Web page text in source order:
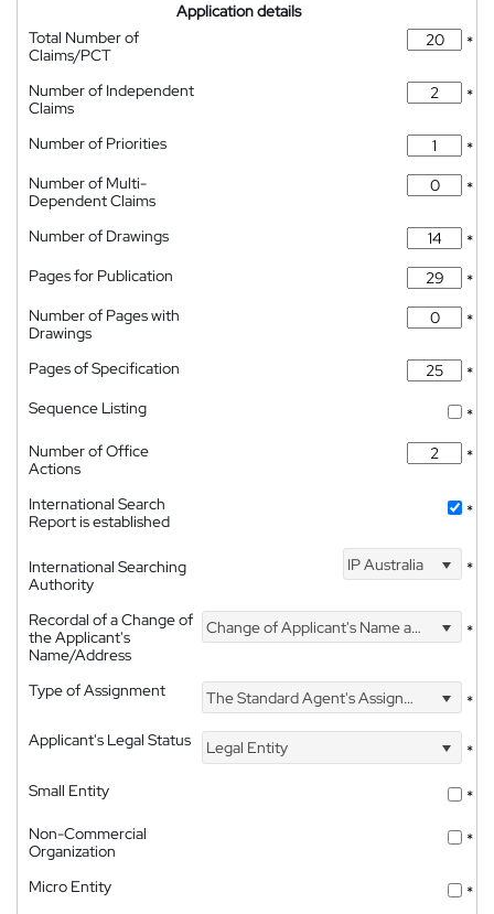
Application details
Total Number of
Claims/PCT
*
Number of Independent
Claims
*
Number of Priorities
*
Number of Multi-
Dependent Claims
*
Number of Drawings
*
Pages for Publication
*
Number of Pages with
Drawings
*
Pages of Specification
*
Sequence Listing
*
Number of Office
Actions
*
International Search
Report is established
*
International Searching
Authority
IP Australia *
Recordal of a Change of
the Applicant's
Name/Address
Change of Applicant's Name and Address *
Type of Assignment The Standard Agent's Assignment
*
Applicant's Legal Status
Legal Entity
*
Small Entity
*
Non-Commercial
Organization
*
Micro Entity *